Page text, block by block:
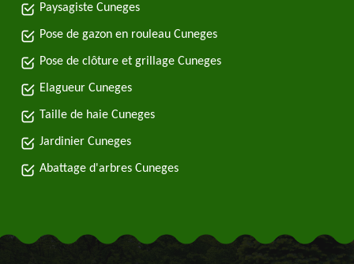
Paysagiste Cuneges
Pose de gazon en rouleau Cuneges
Pose de clôture et grillage Cuneges
Elagueur Cuneges
Taille de haie Cuneges
Jardinier Cuneges
Abattage d'arbres Cuneges